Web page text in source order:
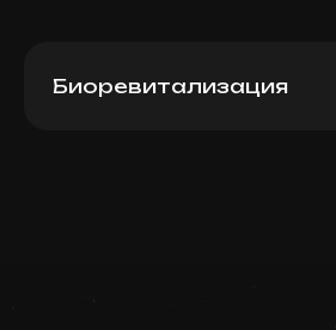
Биоревитализация